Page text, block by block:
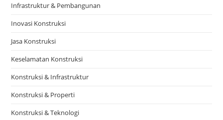
Infrastruktur & Pembangunan
Inovasi Konstruksi
Jasa Konstruksi
Keselamatan Konstruksi
Konstruksi & Infrastruktur
Konstruksi & Properti
Konstruksi & Teknologi